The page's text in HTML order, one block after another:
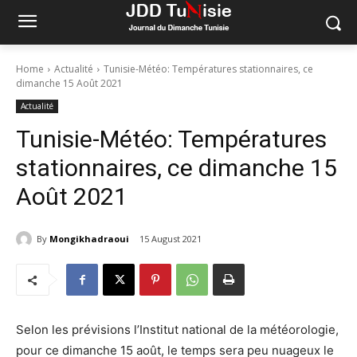
Home Actualité
Tunisie-Météo: Températures stationnaires, ce
dimanche 15 Août 2021
Actualité
Tunisie-Météo: Températures
stationnaires, ce dimanche 15
Août 2021
By Mongikhadraoui 15 August 2021
Selon les prévisions l’Institut national de la météorologie,
pour ce dimanche 15 août, le temps sera peu nuageux le